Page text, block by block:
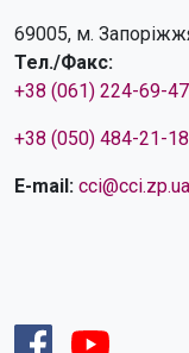
69005, м.
Тел./Факс:
+38 (061) 224-69-47
+38 (050) 484-21-18
E-mail: cci@cci.zp.ua